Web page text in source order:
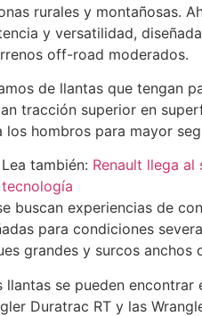
rurales y montañosas.
y versatilidad,
off-road moderados.
de llantas que tengan
tracción superior en
los hombros para mayor
Lea también: Renault llega
tecnología
buscan experiencias de
para condiciones
grandes y surcos anchos
llantas se pueden
Duratrac RT y las